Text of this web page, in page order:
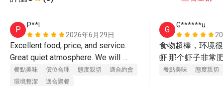
P
P**l
2026年6月29日
Excellent food, price, and service.
Great quiet atmosphere. We will
definitely return.
餐點美味 價位合理 態度親切
適合約會
環境整潔
適合聚餐
G
G******u
食物超棒，环境
虾.那个虾子非常
餐點美味 態度親切